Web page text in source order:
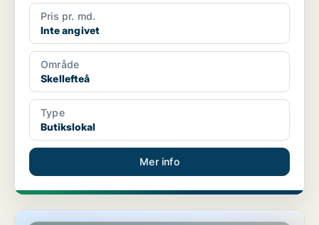
Pris pr. md.
Inte angivet
Område
Skellefteå
Type
Butikslokal
Mer info
Butikslokal i Skellefteå